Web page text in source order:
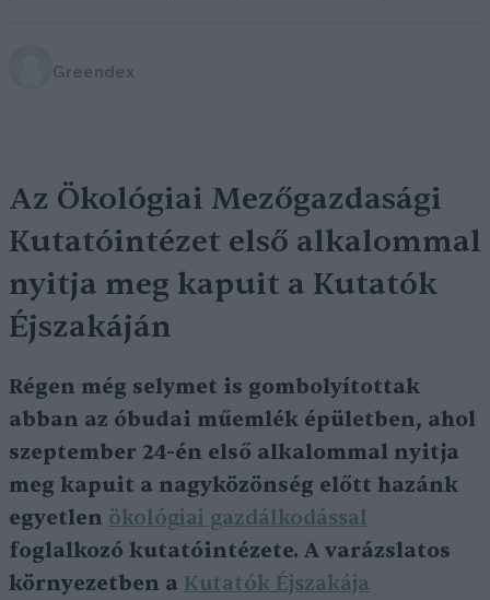
Greendex
Az Ökológiai Mezőgazdasági
Kutatóintézet első alkalommal
nyitja meg kapuit a Kutatók
Éjszakáján
Régen még selymet is gombolyítottak
abban az óbudai műemlék épületben, ahol
szeptember 24-én első alkalommal nyitja
meg kapuit a nagyközönség előtt hazánk
egyetlen ökológiai gazdálkodással
foglalkozó kutatóintézete. A varázslatos
környezetben a Kutatók Éjszakája